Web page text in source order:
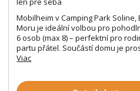
Mobilheim v Camping Park Soline,
Moru je ideální volbou pro
6 osob (max 8) – perfektní pro
partu přátel. Součástí domu je
Viac